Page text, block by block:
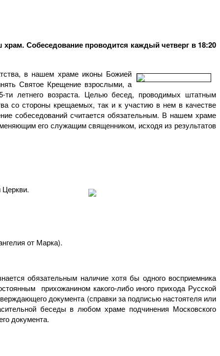
Собеседование проводится каждый четверг в 18:20
в нашем храме иконы Божией
Святое Крещение взрослыми, а
летнего возраста. Целью бесед, проводимых штатным
со стороны крещаемых, так и к участию в нем в качестве
собеседований считается обязательным. В нашем храме
его служащим священником, исходя из результатов
Церкви.
от Марка).
обязательным наличие хотя бы одного восприемника
прихожанином какого-либо иного прихода Русской
документа (справки за подписью настоятеля или
беседы в любом храме подчинения Московского
документа.